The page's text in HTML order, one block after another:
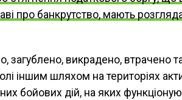
про банкрутство, мають
загублено, викрадено, втрачено
іншим шляхом на територіях
бойових дій, на яких